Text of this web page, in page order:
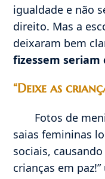
igualdade e não
direito. Mas a
deixaram bem
fizessem seriam
“Deixe as
Fotos de
saias femininas
sociais,
crianças em